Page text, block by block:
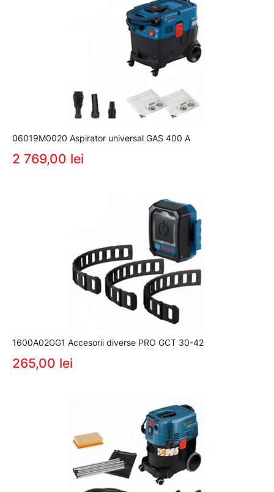
06019M0020 Aspirator universal GAS 400 A
2 769,00 lei
1600A02GG1 Accesorii diverse PRO GCT 30-42
265,00 lei